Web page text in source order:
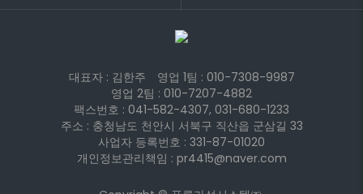
대표자 : 김한주 영업 1팀 : 010-7308-9987
영업 2팀 : 010-7207-4882
팩스번호 : 041-582-4307, 031-680-1233
주소 : 충청남도 천안시 서북구 직산읍 군삼길 33
사업자 등록번호 : 331-87-01020
개인정보관리책임 : pr4415@naver.com